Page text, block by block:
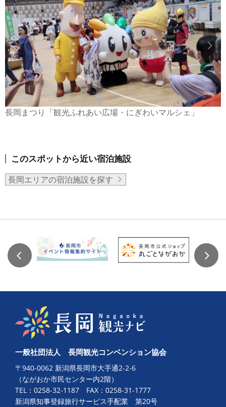
長岡まつり「観光ふれあい広場・にぎわいマルシェ」
このスポットから近い宿泊施設
長岡エリアの宿泊施設を探す
一般社団法人 長岡観光コンベンション協会
〒940-0062 新潟県長岡市大手通2-2-6
（ながおか市民センター内2階）
TEL： 0258-32-1187 FAX：0258-31-1777
新潟県知事登録旅行サービス手配業 第20号